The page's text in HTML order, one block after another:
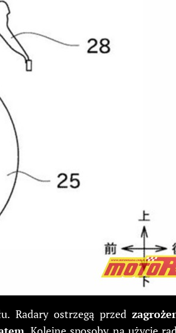
Radary ostrzegą przed